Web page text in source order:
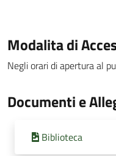
Modalita di
Negli orari di apertura al
Documenti e
Biblioteca